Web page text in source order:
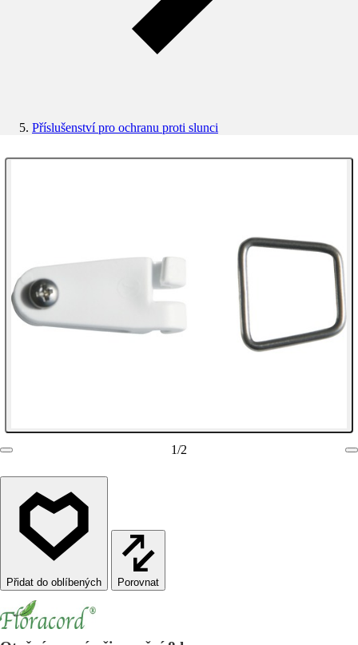
Příslušenství pro ochranu proti slunci
1/2
Porovnat